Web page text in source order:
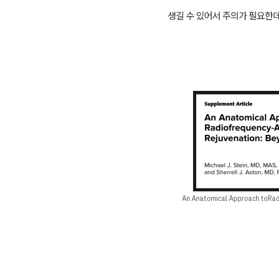
생길 수 있어서 주의가 필요한
An Anatomical Approach